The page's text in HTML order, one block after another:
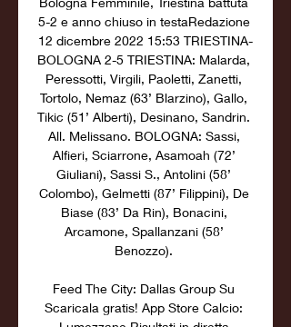
5-2 e anno chiuso in testaRedazione
12 dicembre 2022 15:53 TRIESTINA-
BOLOGNA 2-5 TRIESTINA: Malarda,
Peressotti, Virgili, Paoletti, Zanetti,
Tortolo, Nemaz (63’ Blarzino), Gallo,
Tikic (51’ Alberti), Desinano, Sandrin.
All. Melissano. BOLOGNA: Sassi,
Alfieri, Sciarrone, Asamoah (72’
Giuliani), Sassi S., Antolini (58’
Colombo), Gelmetti (87’ Filippini), De
Biase (83’ Da Rin), Bonacini,
Arcamone, Spallanzani (58’
Benozzo).
Feed The City: Dallas Group Su
Scaricala gratis! App Store Calcio: